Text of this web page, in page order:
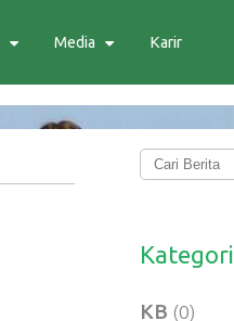
Media Karir
Kategori
KB (0)